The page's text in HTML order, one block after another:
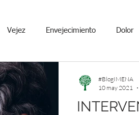
Vejez Envejecimiento Dolor
Relaciones interpersonales
México Educación inclusiva
#BlogIMENA
10 may 2021